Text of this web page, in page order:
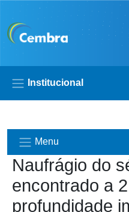
Pular para o conteúdo
Institucional
Menu
Naufrágio do
encontrado a
profundidade